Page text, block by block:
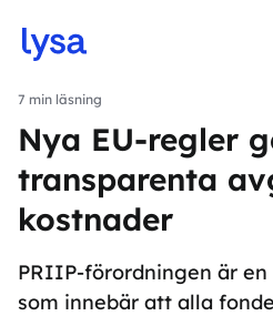
7 min läsning
Nya EU-regler
transparenta
kostnader
PRIIP-förordningen är
som innebär att alla